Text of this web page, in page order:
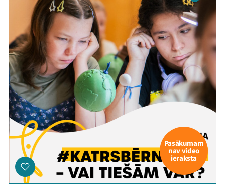
ThreadsFacebookYoutube
X Instagram
Flick TikTok
Pasākumam
nav video
ieraksta